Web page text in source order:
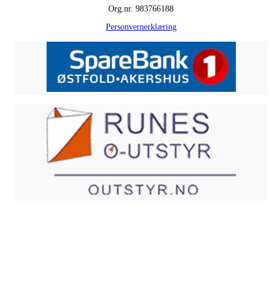
Org.nr. 983766188
Personvernerklæring